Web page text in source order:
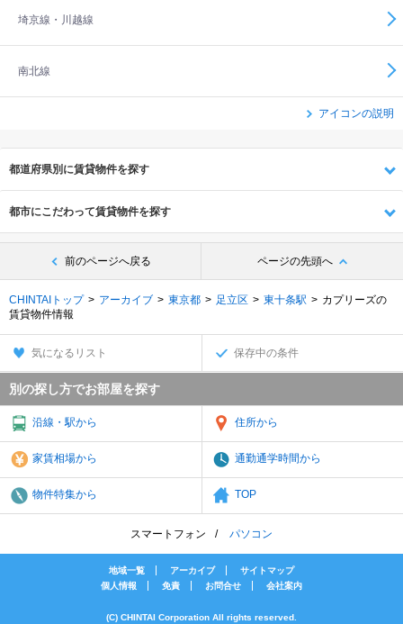
埼京線・川越線
南北線
アイコンの説明
都道府県別に賃貸物件を探す
都市にこだわって賃貸物件を探す
前のページへ戻る ページの先頭へ
CHINTAIトップ アーカイブ 東京都 足立区 東十条駅
カプリーズの
賃貸物件情報
気になるリスト 保存中の条件
別の探し方でお部屋を探す
沿線・駅から 住所から
家賃相場から 通勤通学時間から
物件特集から TOP
スマートフォン パソコン
地域一覧 アーカイブ
サイトマップ
個人情報
免責 お問合せ 会社案内
(C) CHINTAI Corporation All rights reserved.